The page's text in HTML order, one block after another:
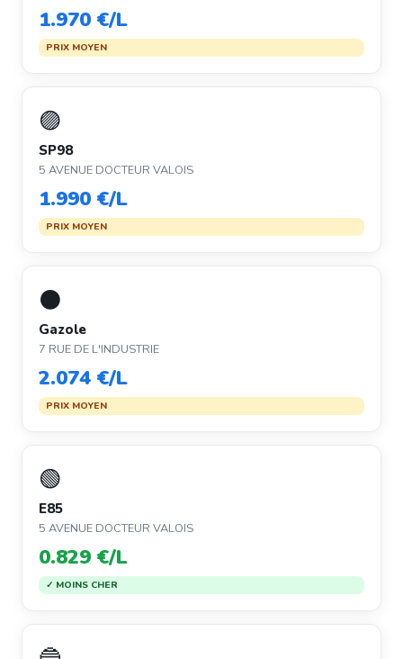
1.970 €/L
PRIX MOYEN
🟣
SP98
5 AVENUE DOCTEUR VALOIS
1.990 €/L
PRIX MOYEN
⚫
Gazole
7 RUE DE L'INDUSTRIE
2.074 €/L
PRIX MOYEN
🟢
E85
5 AVENUE DOCTEUR VALOIS
0.829 €/L
✓ MOINS CHER